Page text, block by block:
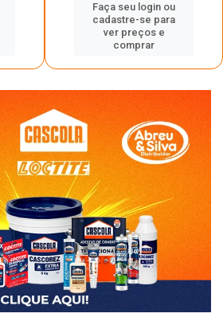
Faça seu login ou
cadastre-se para
ver preços e
comprar